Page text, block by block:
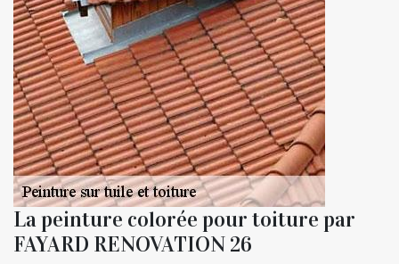
La peinture colorée pour toiture par
FAYARD RENOVATION 26